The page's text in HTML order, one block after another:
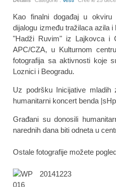
Kao finalni događaj u okviru
dijalogu između tražilaca azila
"Hadži Ruvim" iz Lajkovca i
APC/CZA, u Kulturnom
fotografija sa aktivnosti koje
Loznici i Beogradu.
Uz podršku Inicijative mladih
humanitarni koncert benda
Građani su donosili
narednih dana biti odneta u
Ostale fotografije možete